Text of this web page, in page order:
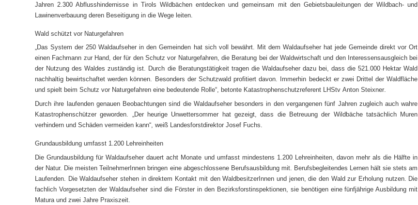
Jahren 2.300 Abflusshindernisse in Tirols Wildbächen entdecken und gemeinsam mit den Gebietsbauleitungen der Wildbach- und
Lawinenverbauung deren Beseitigung in die Wege leiten.
Wald schützt vor Naturgefahren
„Das System der 250 Waldaufseher in den Gemeinden hat sich voll bewährt. Mit dem Waldaufseher hat jede Gemeinde direkt vor Ort
einen Fachmann zur Hand, der für den Schutz vor Naturgefahren, die Beratung bei der Waldwirtschaft und den Interessensausgleich bei
der Nutzung des Waldes zuständig ist. Durch die Beratungstätigkeit tragen die Waldaufseher dazu bei, dass die 521.000 Hektar Wald
nachhaltig bewirtschaftet werden können. Besonders der Schutzwald profitiert davon. Immerhin bedeckt er zwei Drittel der Waldfläche
und spielt beim Schutz vor Naturgefahren eine bedeutende Rolle“, betonte Katastrophenschutzreferent LHStv Anton Steixner.
Durch ihre laufenden genauen Beobachtungen sind die Waldaufseher besonders in den vergangenen fünf Jahren zugleich auch wahre
Katastrophenschützer geworden. „Der heurige Unwettersommer hat gezeigt, dass die Betreuung der Wildbäche tatsächlich Muren
verhindern und Schäden vermeiden kann“, weiß Landesforstdirektor Josef Fuchs.
Grundausbildung umfasst 1.200 Lehreinheiten
Die Grundausbildung für Waldaufseher dauert acht Monate und umfasst mindestens 1.200 Lehreinheiten, davon mehr als die Hälfte in
der Natur. Die meisten TeilnehmerInnen bringen eine abgeschlossene Berufsausbildung mit. Berufsbegleitendes Lernen hält sie stets am
Laufenden. Die Waldaufseher stehen in direktem Kontakt mit den WaldbesitzerInnen und jenen, die den Wald zur Erholung nutzen. Die
fachlich Vorgesetzten der Waldaufseher sind die Förster in den Bezirksforstinspektionen, sie benötigen eine fünfjährige Ausbildung mit
Matura und zwei Jahre Praxiszeit.